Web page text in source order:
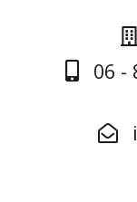
06 -